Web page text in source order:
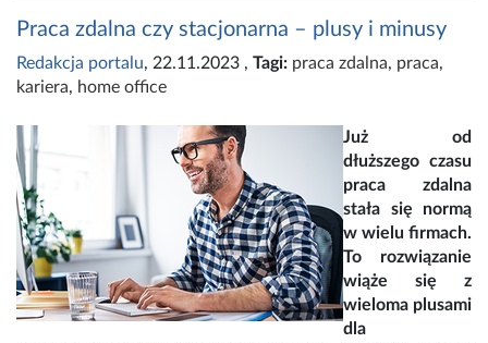
Praca zdalna czy stacjonarna – plusy i minusy
Redakcja portalu, 22.11.2023 , Tagi: praca zdalna, praca,
kariera, home office
Już od
dłuższego czasu
praca zdalna
stała się normą
w wielu firmach.
To rozwiązanie
wiąże się z
wieloma plusami
dla